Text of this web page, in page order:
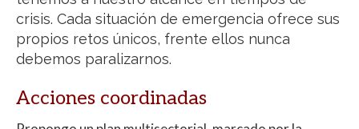
crisis. Cada situación de emergencia ofrece sus
propios retos únicos, frente ellos nunca
debemos paralizarnos.
Acciones coordinadas